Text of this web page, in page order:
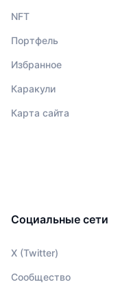
NFT
Портфель
Избранное
Каракули
Карта сайта
Социальные сети
X (Twitter)
Сообщество